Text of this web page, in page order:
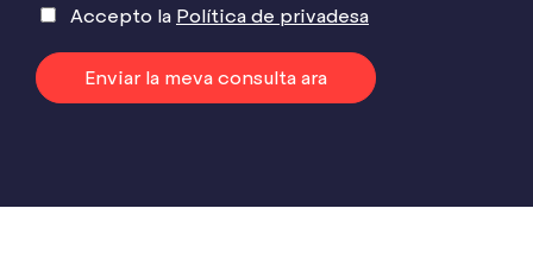
Accepto la Política de privadesa
Enviar la meva consulta ara